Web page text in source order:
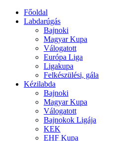
Főoldal
Labdarúgás
Bajnoki
Magyar Kupa
Válogatott
Európa Liga
Ligakupa
Felkészülési, gála
Kézilabda
Bajnoki
Magyar Kupa
Válogatott
Bajnokok Ligája
KEK
EHF Kupa